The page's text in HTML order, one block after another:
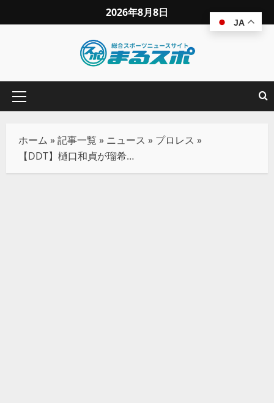
2026年8月8日
ホーム »記事一覧 » ニュース » プロレス »
【DDT】樋口和貞が瑠希也から勝利奪取！王者組との遺恨が激化
JA